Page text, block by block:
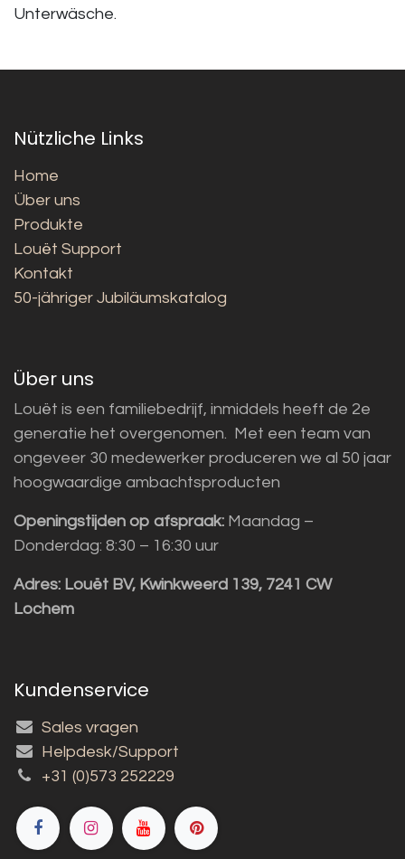
Unterwäsche.
Nützliche Links
Home
Über uns
Produkte
Louët Support
Kontakt
50-jähriger Jubiläumskatalog
Über uns
Louët is een familiebedrijf, inmiddels heeft de 2e
generatie het overgenomen. Met een team van
ongeveer 30 medewerker produceren we al 50 jaar
hoogwaardige ambachtsproducten
Openingstijden op afspraak: Maandag –
Donderdag: 8:30 – 16:30 uur
Adres: Louët BV, Kwinkweerd 139, 7241 CW
Lochem
Kundenservice
Sales vragen
Helpdesk/Support
+31 (0)573 252229